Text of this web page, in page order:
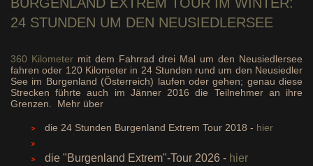
24 STUNDEN UM DEN NEUSIEDLERSEE
360 Kilometer mit dem Fahrrad drei Mal um den Neusiedlersee
fahren oder 120 Kilometer in 24 Stunden rund um den Neusiedler
See im Burgenland (Österreich) laufen oder gehen; genau diese
Strecken führte auch im Jänner 2016 die Teilnehmer an ihre
Grenzen. Mehr über
die 24 Stunden Burgenland Extrem Tour 2018 - hier
die "Burgenland Extrem"-Tour 2026 - hier